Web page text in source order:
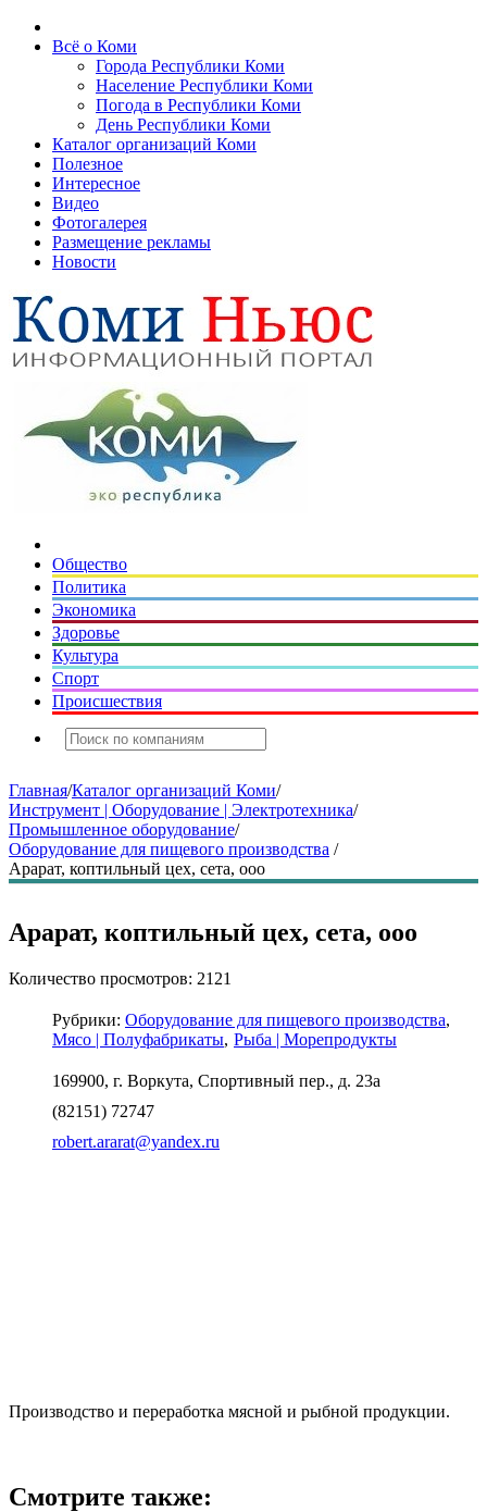
Всё о Коми
Города Республики Коми
Население Республики Коми
Погода в Республики Коми
День Республики Коми
Каталог организаций Коми
Полезное
Интересное
Видео
Фотогалерея
Размещение рекламы
Новости
Общество
Политика
Экономика
Здоровье
Культура
Спорт
Происшествия
Главная/Каталог организаций Коми/
Инструмент | Оборудование | Электротехника/
Промышленное оборудование/
Оборудование для пищевого производства /
Арарат, коптильный цех, сета, ооо
Арарат, коптильный цех, сета, ооо
Количество просмотров: 2121
Рубрики: Оборудование для пищевого производства
Мясо | Полуфабрикаты Рыба | Морепродукты
169900, г. Воркута, Спортивный пер., д. 23а
(82151) 72747
robert.ararat@yandex.ru
Производство и переработка мясной и рыбной продукции.
Смотрите также: